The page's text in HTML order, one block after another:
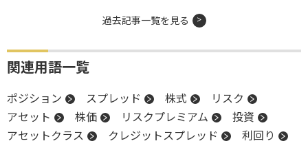
過去記事一覧を見る
関連用語一覧
ポジション スプレッド 株式
リスク
アセット
株価 リスクプレミアム
投資
アセットクラス
クレジットスプレッド
利回り